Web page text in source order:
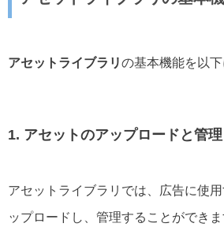
アセットライブラリの基本機能を以下
1. アセットのアップロードと管理
アセットライブラリでは、広告に使
ップロードし、管理することができま